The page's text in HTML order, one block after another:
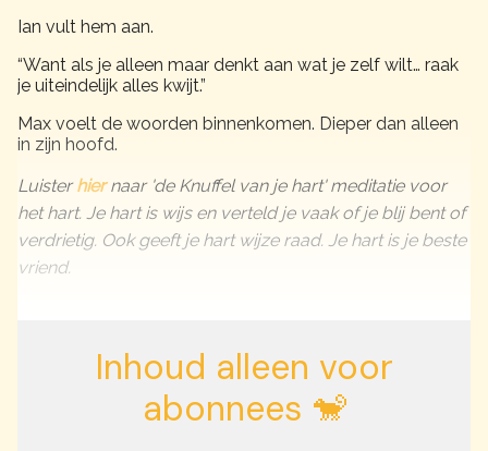
Ian vult hem aan.
“Want als je alleen maar denkt aan wat je zelf wilt… raak
je uiteindelijk alles kwijt.”
Max voelt de woorden binnenkomen. Dieper dan alleen
in zijn hoofd.
Luisterhiernaar 'de Knuffel van je hart' meditatie voor
het hart. Je hart is wijs en verteld je vaak of je blij bent of
verdrietig. Ook geeft je hart wijze raad. Je hart is je beste
vriend.
Inhoud alleen voor
abonnees 🐒